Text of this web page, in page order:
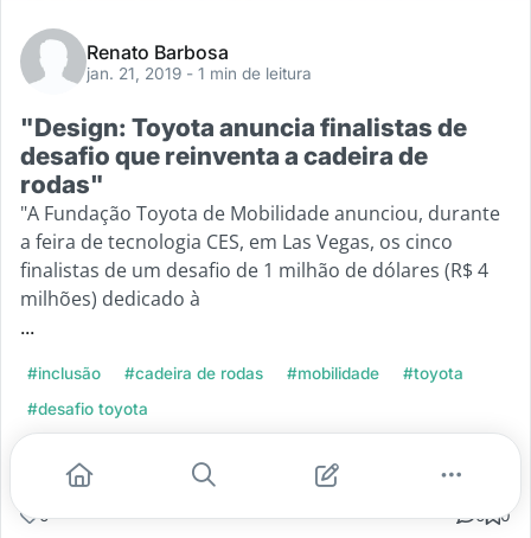
Renato Barbosa
jan. 21, 2019 - 1 min de leitura
"Design: Toyota anuncia finalistas de
desafio que reinventa a cadeira de
rodas"
"A Fundação Toyota de Mobilidade anunciou, durante
a feira de tecnologia CES, em Las Vegas, os cinco
finalistas de um desafio de 1 milhão de dólares (R$ 4
milhões) dedicado à
...
#inclusão #cadeira de rodas #mobilidade
#toyota
#desafio toyota
Leia mais
0 0 0